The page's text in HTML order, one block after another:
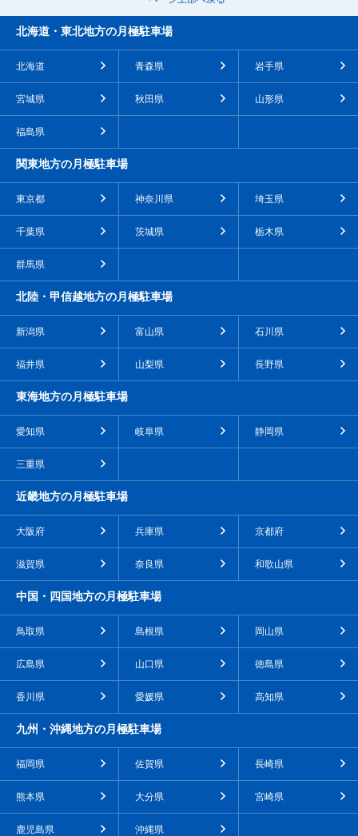
北海道・東北地方の月極駐車場
北海道 青森県 岩手県
宮城県 秋田県 山形県
福島県
関東地方の月極駐車場
東京都 神奈川県 埼玉県
千葉県 茨城県 栃木県
群馬県
北陸・甲信越地方の月極駐車場
新潟県 富山県 石川県
福井県 山梨県 長野県
東海地方の月極駐車場
愛知県 岐阜県 静岡県
三重県
近畿地方の月極駐車場
大阪府 兵庫県 京都府
滋賀県 奈良県 和歌山県
中国・四国地方の月極駐車場
鳥取県 島根県 岡山県
広島県 山口県 徳島県
香川県 愛媛県 高知県
九州・沖縄地方の月極駐車場
福岡県 佐賀県 長崎県
熊本県 大分県 宮崎県
鹿児島県 沖縄県